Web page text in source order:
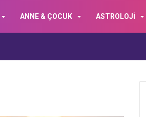
ANNE & ÇOCUK ASTROLOJİ